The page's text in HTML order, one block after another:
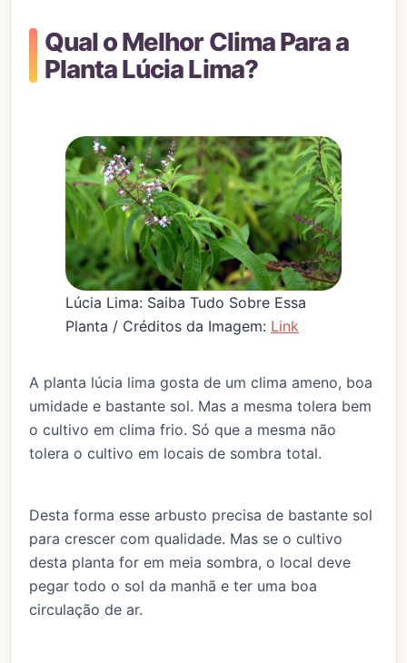
Qual o Melhor Clima Para a
Planta Lúcia Lima?
Lúcia Lima: Saiba Tudo Sobre Essa
Planta / Créditos da Imagem: Link
A planta lúcia lima gosta de um clima ameno, boa
umidade e bastante sol. Mas a mesma tolera bem
o cultivo em clima frio. Só que a mesma não
tolera o cultivo em locais de sombra total.
Desta forma esse arbusto precisa de bastante sol
para crescer com qualidade. Mas se o cultivo
desta planta for em meia sombra, o local deve
pegar todo o sol da manhã e ter uma boa
circulação de ar.